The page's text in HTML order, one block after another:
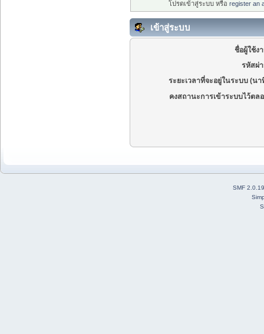
โปรดเข้าสู่ระบบ หรือ register an
เข้าสู่ระบบ
ชื่อผู้ใช้ง
รหัสผ่
ระยะเวลาที่จะอยู่ในระบบ (นา
คงสถานะการเข้าระบบไว้ตล
SMF 2.0.19